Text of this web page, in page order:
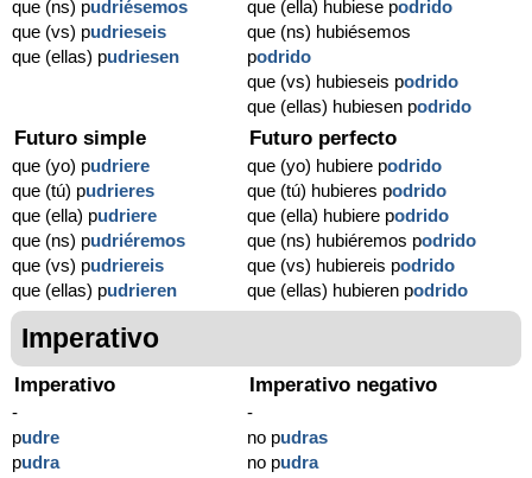
que (ns) pudriésemos
que (vs) pudrieseis
que (ellas) pudriesen
que (ella) hubiese podrido
que (ns) hubiésemos
podrido
que (vs) hubieseis podrido
que (ellas) hubiesen podrido
Futuro simple
que (yo) pudriere
que (tú) pudrieres
que (ella) pudriere
que (ns) pudriéremos
que (vs) pudriereis
que (ellas) pudrieren
Futuro perfecto
que (yo) hubiere podrido
que (tú) hubieres podrido
que (ella) hubiere podrido
que (ns) hubiéremos podrido
que (vs) hubiereis podrido
que (ellas) hubieren podrido
Imperativo
Imperativo
-
pudre
pudra
Imperativo negativo
-
no pudras
no pudra